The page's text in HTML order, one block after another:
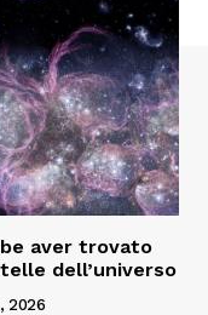
aver trovato
dell’universo
2026